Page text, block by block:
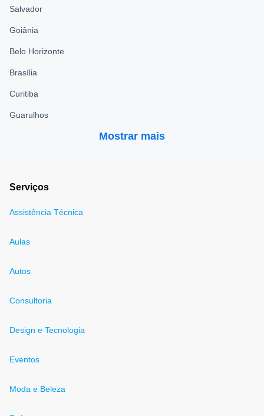
Salvador
Goiânia
Belo Horizonte
Brasília
Curitiba
Guarulhos
Mostrar mais
Serviços
Assistência Técnica
Aulas
Autos
Consultoria
Design e Tecnologia
Eventos
Moda e Beleza